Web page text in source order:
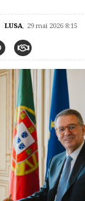
LUSA, 29 mai 2026 8:15